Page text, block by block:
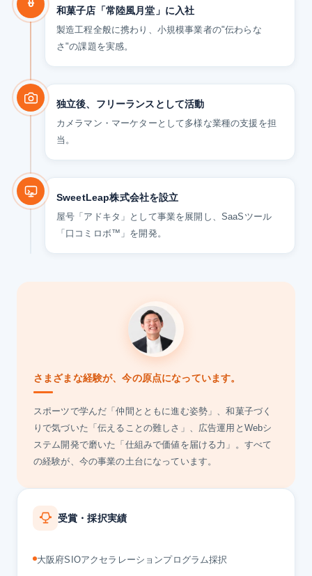
和菓子店「常陸風月堂」に入社
製造工程全般に携わり、小規模事業者の"伝わらな
さ"の課題を実感。
独立後、フリーランスとして活動
カメラマン・マーケターとして多様な業種の支援を担
当。
SweetLeap株式会社を設立
屋号「アドキタ」として事業を展開し、SaaSツール
「口コミロボ™」を開発。
さまざまな経験が、今の原点になっています。
スポーツで学んだ「仲間とともに進む姿勢」、和菓子づく
りで気づいた「伝えることの難しさ」、広告運用とWebシ
ステム開発で磨いた「仕組みで価値を届ける力」。すべて
の経験が、今の事業の土台になっています。
受賞・採択実績
大阪府SIOアクセラレーションプログラム採択